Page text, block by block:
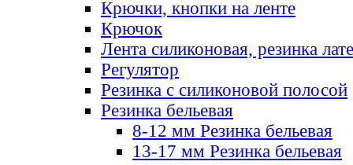
Крючки, кнопки на ленте
Крючок
Лента силиконовая, резинка
Регулятор
Резинка с силиконовой полосой
Резинка бельевая
8-12 мм Резинка бельевая
13-17 мм Резинка бельевая